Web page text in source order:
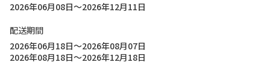
2026年06月08日～2026年12月11日
配送期間
2026年06月18日～2026年08月07日
2026年08月18日～2026年12月18日